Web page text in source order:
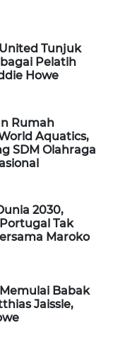
Tunjuk
Pelatih
Howe
Rumah
Aquatics,
SDM Olahraga
2030,
Tak
Maroko
Babak
Jaissle,